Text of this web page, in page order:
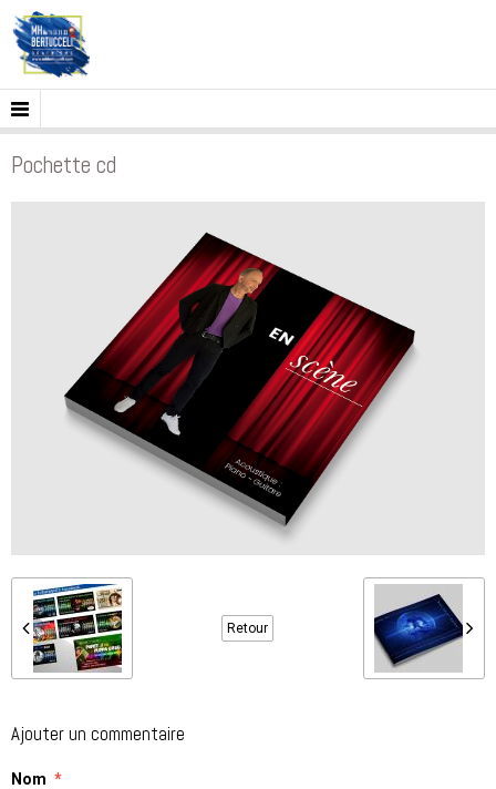
Pochette cd
Retour
Ajouter un commentaire
Nom